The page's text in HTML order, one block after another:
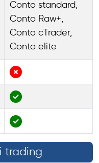
Conto standard,
Conto Raw+,
Conto cTrader,
Conto elite
trading